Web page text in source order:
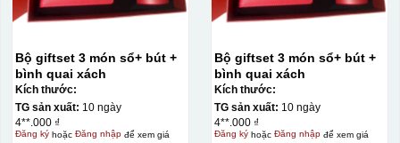
Bộ giftset 3 món sổ+ bút +
bình quai xách
Kích thước:
TG sản xuất: 10 ngày
4**.000 ₫
Đăng kýhoặc Đăng nhậpđể xem giá
Bộ giftset 3 món sổ+ bút +
bình quai xách
Kích thước:
TG sản xuất: 10 ngày
4**.000 ₫
Đăng kýhoặc Đăng nhậpđể xem giá